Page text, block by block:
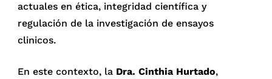
actuales en ética, integridad científica y
regulación de la investigación de ensayos
clinicos.
En este contexto, la Dra. Cinthia Hurtado,